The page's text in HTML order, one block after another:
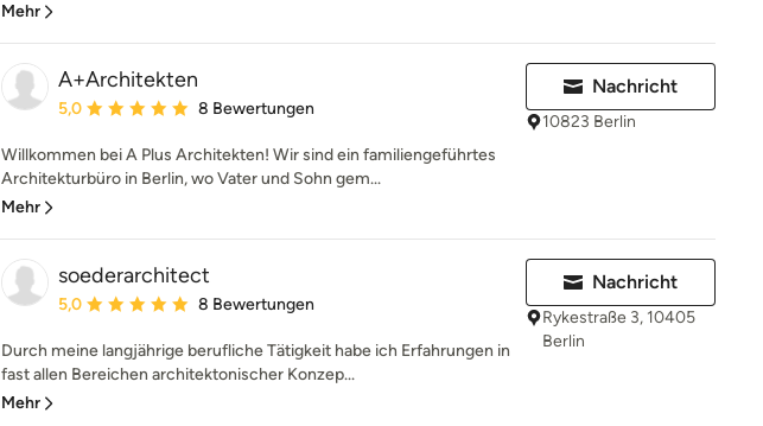
Mehr
A+Architekten
Durchschnittliche Bewertung: 5 von 5 Sternen
5,0 8 Bewertungen
Willkommen bei A Plus Architekten! Wir sind ein familiengeführtes
Architekturbüro in Berlin, wo Vater und Sohn gem...
Mehr
Nachricht
10823 Berlin
soederarchitect
Durchschnittliche Bewertung: 5 von 5 Sternen
5,0 8 Bewertungen
Durch meine langjährige berufliche Tätigkeit habe ich Erfahrungen in
fast allen Bereichen architektonischer Konzep...
Mehr
Nachricht
Rykestraße 3, 10405
Berlin